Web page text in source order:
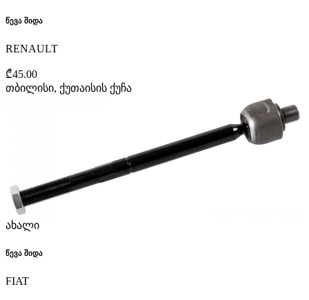
წევა შიდა
RENAULT
₾45.00
თბილისი, ქუთაისის ქუჩა
ახალი
წევა შიდა
FIAT